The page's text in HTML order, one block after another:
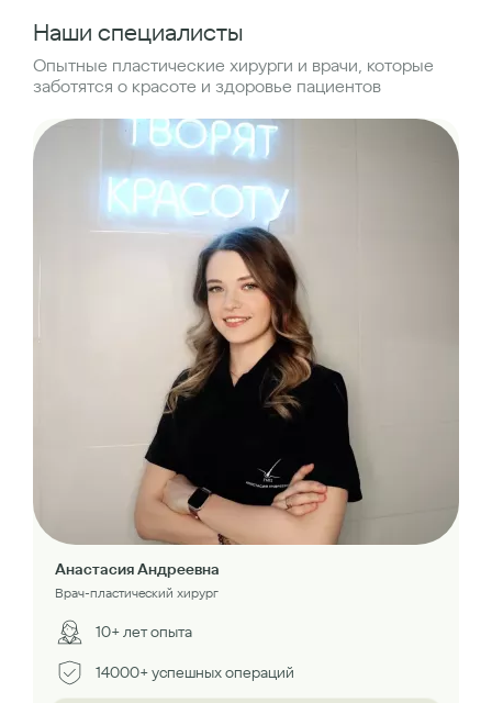
Наши специалисты
Опытные пластические хирурги и врачи, которые
заботятся о красоте и здоровье пациентов
Анастасия Андреевна
Врач-пластический хирург
10+ лет опыта
14000+ успешных операций